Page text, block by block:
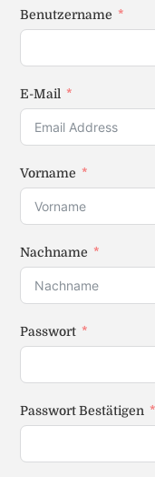
Benutzername
E-Mail
Vorname
Nachname
Passwort
Passwort Bestätigen